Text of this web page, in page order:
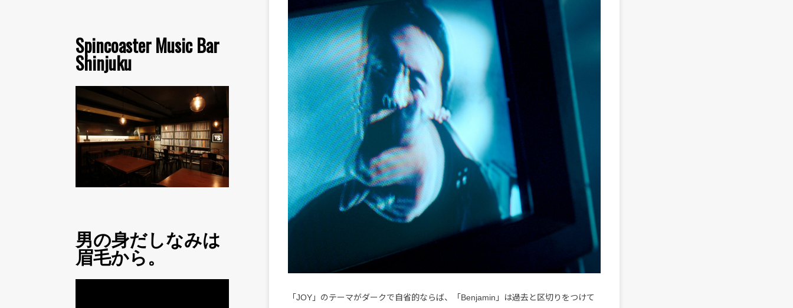
Spincoaster Music Bar
Shinjuku
男の身だしなみは
眉毛から。
「JOY」のテーマがダークで自省的ならば、「Benjamin」は過去と区切りをつけて